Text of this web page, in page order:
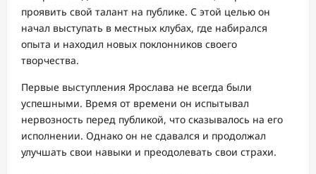
проявить свой талант на публике. С этой целью он
начал выступать в местных клубах, где набирался
опыта и находил новых поклонников своего
творчества.
Первые выступления Ярослава не всегда были
успешными. Время от времени он испытывал
нервозность перед публикой, что сказывалось на его
исполнении. Однако он не сдавался и продолжал
улучшать свои навыки и преодолевать свои страхи.